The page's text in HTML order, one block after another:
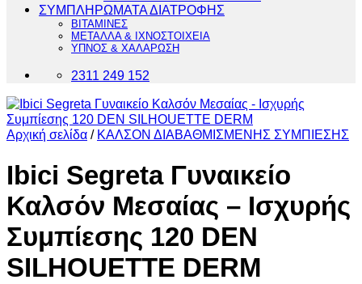
ΣΥΜΠΛΗΡΩΜΑΤΑ ΔΙΑΤΡΟΦΗΣ
ΒΙΤΑΜΙΝΕΣ
ΜΕΤΑΛΛΑ & ΙΧΝΟΣΤΟΙΧΕΙΑ
ΥΠΝΟΣ & ΧΑΛΑΡΩΣΗ
2311 249 152
Αρχική σελίδα / ΚΑΛΣΟΝ ΔΙΑΒΑΘΜΙΣΜΕΝΗΣ ΣΥΜΠΙΕΣΗΣ
Ibici Segreta Γυναικείο
Καλσόν Μεσαίας – Ισχυρής
Συμπίεσης 120 DEN
SILHOUETTE DERM